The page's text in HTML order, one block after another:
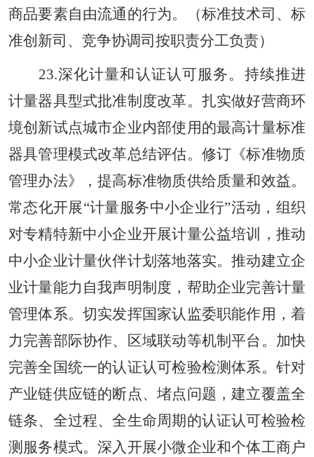
商品要素自由流通的行为。（标准技术司、标
准创新司、竞争协调司按职责分工负责）
23.深化计量和认证认可服务。持续推进
计量器具型式批准制度改革。扎实做好营商环
境创新试点城市企业内部使用的最高计量标准
器具管理模式改革总结评估。修订《标准物质
管理办法》，提高标准物质供给质量和效益。
常态化开展“计量服务中小企业行”活动，组织
对专精特新中小企业开展计量公益培训，推动
中小企业计量伙伴计划落地落实。推动建立企
业计量能力自我声明制度，帮助企业完善计量
管理体系。切实发挥国家认监委职能作用，着
力完善部际协作、区域联动等机制平台。加快
完善全国统一的认证认可检验检测体系。针对
产业链供应链的断点、堵点问题，建立覆盖全
链条、全过程、全生命周期的认证认可检验检
测服务模式。深入开展小微企业和个体工商户